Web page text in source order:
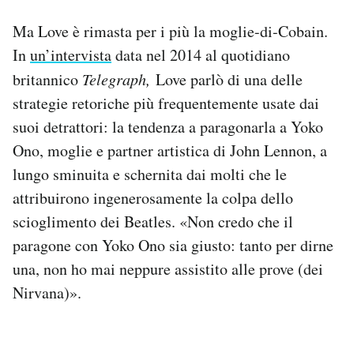
Ma Love è rimasta per i più la moglie-di-Cobain.
Inun’intervistadata nel 2014 al quotidiano
britannico Telegraph, Love parlò di una delle
strategie retoriche più frequentemente usate dai
suoi detrattori: la tendenza a paragonarla a Yoko
Ono, moglie e partner artistica di John Lennon, a
lungo sminuita e schernita dai molti che le
attribuirono ingenerosamente la colpa dello
scioglimento dei Beatles. «Non credo che il
paragone con Yoko Ono sia giusto: tanto per dirne
una, non ho mai neppure assistito alle prove (dei
Nirvana)».